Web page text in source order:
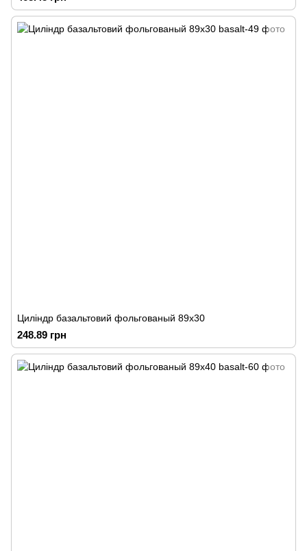
Циліндр базальтовий фольгованый 89х30
248.89 грн